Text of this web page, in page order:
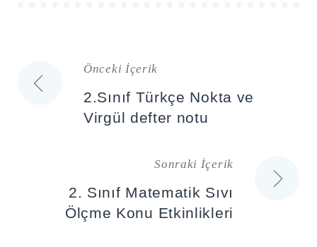
Yazı
gezinmesi
Önceki İçerik
2.Sınıf Türkçe Nokta ve
Virgül defter notu
Sonraki İçerik
2. Sınıf Matematik Sıvı
Ölçme Konu Etkinlikleri